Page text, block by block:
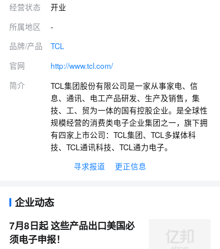
经营状态
开业
所属地区
-
品牌/产品
TCL
官网
http://www.tcl.com/
简介
TCL集团股份有限公司是一家从事家电、信
息、通讯、电工产品研发、生产及销售，集
技、工、贸为一体的国有控股企业。是全球性
规模经营的消费类电子企业集团之一，旗下拥
有四家上市公司：TCL集团、TCL多媒体科
技、TCL通讯科技、TCL通力电子。
寻求报道
更正信息
企业动态
7月8日起 这些产品出口美国必
须电子申报！